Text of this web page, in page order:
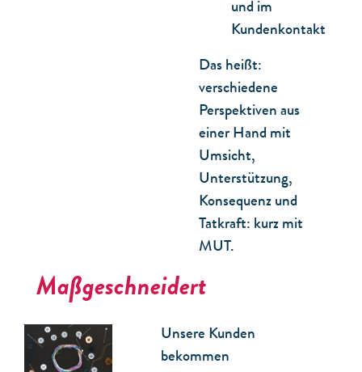
und im
Kundenkontakt
Das heißt:
verschiedene
Perspektiven aus
einer Hand mit
Umsicht,
Unterstützung,
Konsequenz und
Tatkraft: kurz mit
MUT.
Maßgeschneidert
Unsere Kunden
bekommen